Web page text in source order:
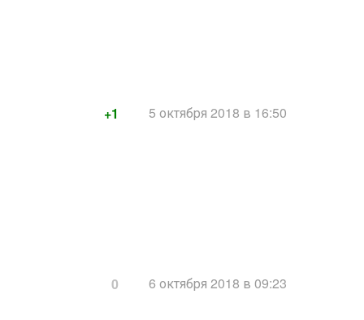
5 октября 2018 в 16:50
+1
6 октября 2018 в 09:23
0